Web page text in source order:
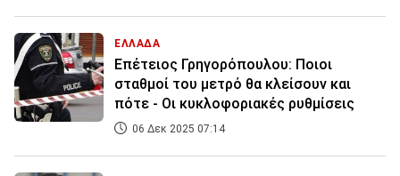
ΕΛΛΑΔΑ
Επέτειος Γρηγορόπουλου: Ποιοι
σταθμοί του μετρό θα κλείσουν και
πότε - Οι κυκλοφοριακές ρυθμίσεις
06 Δεκ 2025 07:14